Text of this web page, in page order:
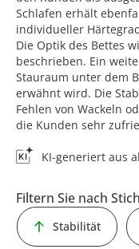
Schlafen erhält
individueller
Die Optik des Bettes
beschrieben. Ein
Stauraum unter dem
erwähnt wird. Die
Fehlen von Wackeln
die Kunden sehr
KI-generiert aus
Filtern Sie nach
Stabilität